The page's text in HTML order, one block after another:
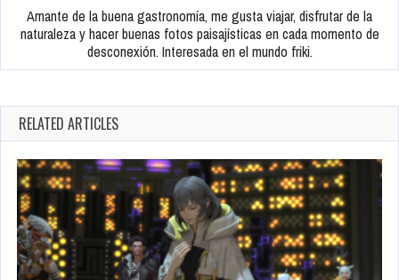
Amante de la buena gastronomía, me gusta viajar, disfrutar de la
naturaleza y hacer buenas fotos paisajísticas en cada momento de
desconexión. Interesada en el mundo friki.
RELATED ARTICLES